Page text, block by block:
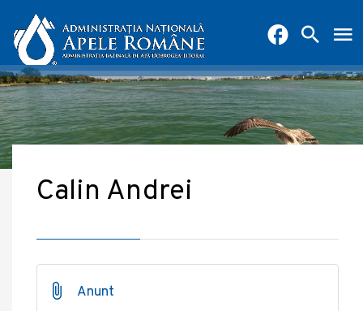
Calin Andrei
Anunt